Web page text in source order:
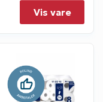
Vis vare